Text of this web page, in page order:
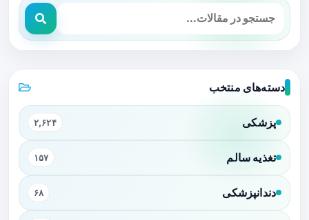
دسته‌های منتخب
پزشکی ۲,۶۲۴
تغذیه سالم ۱۵۷
دندانپزشکی ۶۸